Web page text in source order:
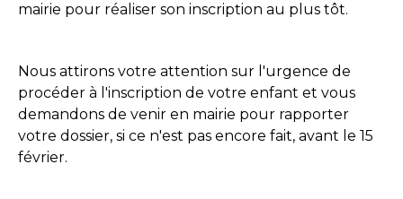
mairie pour réaliser son inscription au plus tôt.
Nous attirons votre attention sur l'urgence de
procéder à l'inscription de votre enfant et vous
demandons de venir en mairie pour rapporter
votre dossier, si ce n'est pas encore fait, avant le 15
février.